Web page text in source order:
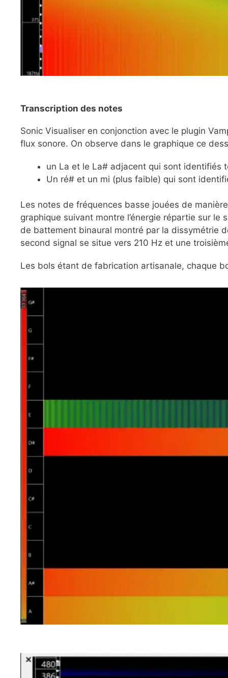
Transcription des notes
Sonic Visualiser en conjonction avec le plugin
flux sonore. On observe dans le graphique ce
un La et le La# adjacent qui sont identifiés
Un ré# et un mi (plus faible) qui sont
Les notes de fréquences basse jouées de
graphique suivant montre l’énergie répartie sur
de battement binaural montré par la dissymétrie
second signal se situe vers 210 Hz et une
Les bols étant de fabrication artisanale, chaque